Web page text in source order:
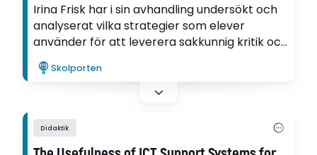
Irina Frisk har i sin avhandling undersökt och
analyserat vilka strategier som elever
använder för att leverera sakkunnig kritik och
feedback på varandras insatser genom
datormedierad kommunikation under en
Skolporten
Didaktik